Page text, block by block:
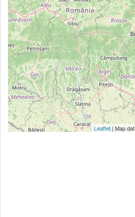
Leaflet| Map